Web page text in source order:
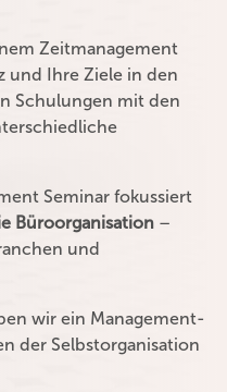
Zeitmanagement
und Ihre Ziele in den
Schulungen mit den
Seminar fokussiert
Büroorganisation –
und
wir ein Management-
der Selbstorganisation